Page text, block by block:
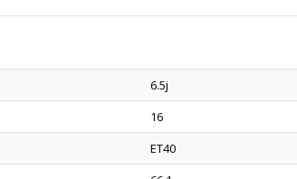
6.5j
16
ET40